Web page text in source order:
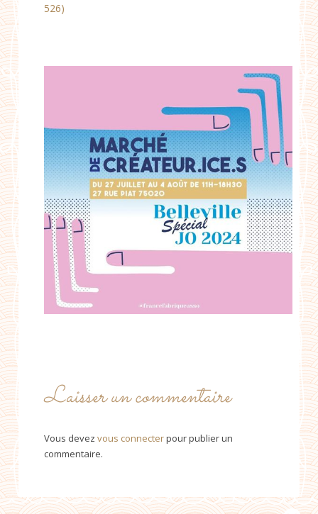
526)
Laisser un commentaire
Vous devez vous connecterpour publier un
commentaire.